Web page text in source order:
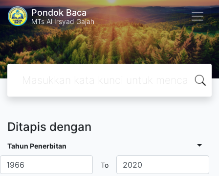
Pondok Baca
MTs Al Irsyad Gajah
Ditapis dengan
Tahun Penerbitan
To